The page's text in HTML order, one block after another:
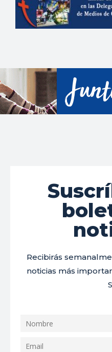
Recibirás
noticias más